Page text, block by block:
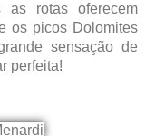
as rotas oferecem
os picos Dolomites
sensação de
perfeita!